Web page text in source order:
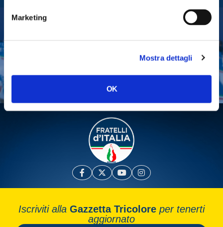
Marketing
Mostra dettagli
OK
Fai una donazione
Iscriviti alla Gazzetta Tricolore per tenerti
aggiornato